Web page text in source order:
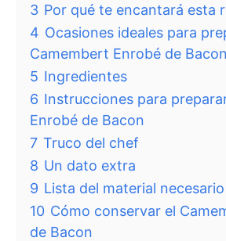
3 Por qué te encantará esta
4 Ocasiones ideales para
Camembert Enrobé de Bacon
5 Ingredientes
6 Instrucciones para
Enrobé de Bacon
7 Truco del chef
8 Un dato extra
9 Lista del material necesario
10 Cómo conservar el
de Bacon